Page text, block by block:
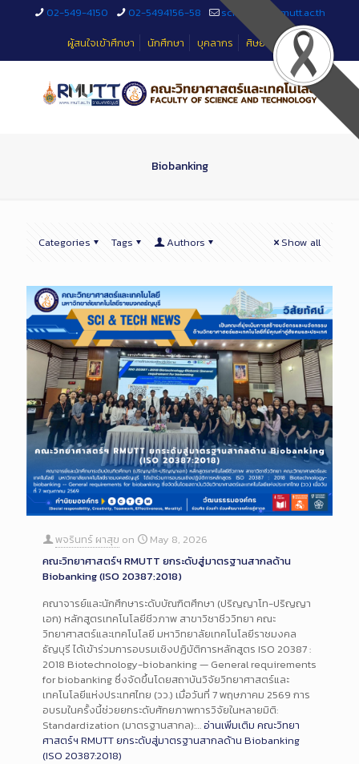
02-549-4150 02-5494156-58
sciteched@rmutt.ac.th
ผู้สนใจเข้าศึกษา
นักศึกษา บุคลากร ศิษย์เก่า
Biobanking
Categories Tags Authors Show all
พจรินทร์ ผาสุข on
May 8, 2026
คณะวิทยาศาสตร์ฯ RMUTT ยกระดับสู่มาตรฐานสากลด้าน
Biobanking (ISO 20387:2018)
คณาจารย์และนักศึกษาระดับบัณฑิตศึกษา (ปริญญาโท-ปริญญา
เอก) หลักสูตรเทคโนโลยีชีวภาพ สาขาวิชาชีววิทยา คณะ
วิทยาศาสตร์และเทคโนโลยี มหาวิทยาลัยเทคโนโลยีราชมงคล
ธัญบุรี ได้เข้าร่วมการอบรมเชิงปฏิบัติการหลักสูตร ISO 20387 :
2018 Biotechnology-biobanking — General requirements
for biobanking ซึ่งจัดขึ้นโดยสถาบันวิจัยวิทยาศาสตร์และ
เทคโนโลยีแห่งประเทศไทย (วว.) เมื่อวันที่ 7 พฤษภาคม 2569 การ
อบรมในครั้งนี้ช่วยยกระดับศักยภาพการวิจัยในหลายมิติ:
Standardization (มาตรฐานสากล):…อ่านเพิ่มเติม คณะวิทยา
ศาสตร์ฯ RMUTT ยกระดับสู่มาตรฐานสากลด้าน Biobanking
(ISO 20387:2018)